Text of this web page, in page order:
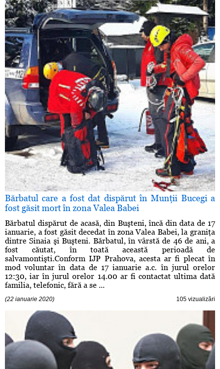
Bărbatul care a fost dat dispărut în Munţii Bucegi a
fost găsit mort în zona Valea Babei
Bărbatul dispărut de acasă, din Buşteni, încă din data de 17
ianuarie, a fost găsit decedat în zona Valea Babei, la graniţa
dintre Sinaia şi Buşteni. Bărbatul, în vârstă de 46 de ani, a
fost căutat, în toată această perioadă de
salvamontişti.Conform IJP Prahova, acesta ar fi plecat în
mod voluntar în data de 17 ianuarie a.c. în jurul orelor
12:30, iar în jurul orelor 14.00 ar fi contactat ultima dată
familia, telefonic, fără a se ...
(22 ianuarie 2020) 105 vizualizări